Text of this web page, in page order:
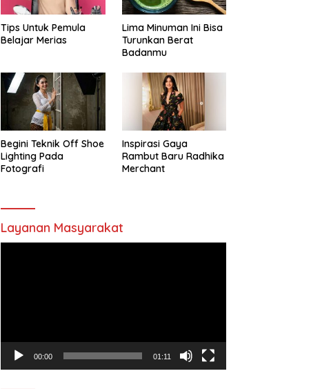
Tips Untuk Pemula
Belajar Merias
Lima Minuman Ini Bisa
Turunkan Berat
Badanmu
Begini Teknik Off Shoe
Lighting Pada
Fotografi
Inspirasi Gaya
Rambut Baru Radhika
Merchant
Layanan Masyarakat
00:00 01:11